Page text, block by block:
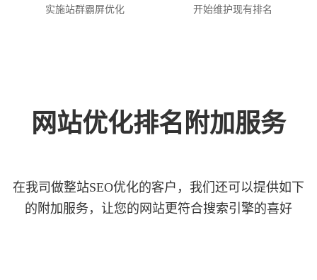
实施站群霸屏优化
开始维护现有排名
网站优化排名附加服务
在我司做整站SEO优化的客户，我们还可以提供如下
的附加服务，让您的网站更符合搜索引擎的喜好